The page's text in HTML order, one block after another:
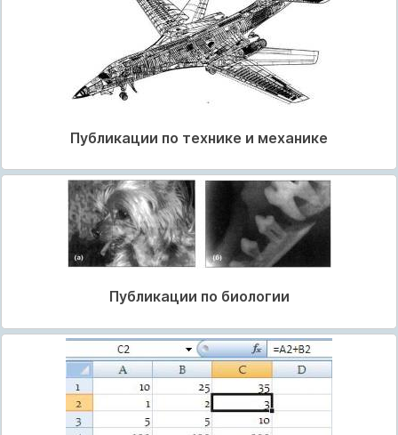
Публикации по технике и механике
Публикации по биологии